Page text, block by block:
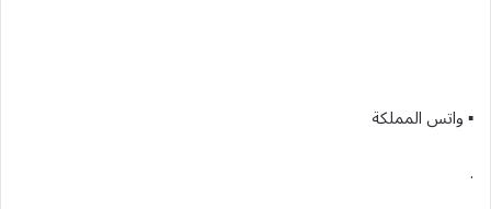
▪︎ واتس المملكة
.